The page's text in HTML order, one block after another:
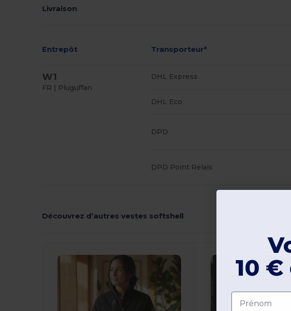
Livraison
Entrepôt Transporteur*
W1
FR | Pluguffan
DHL Express
DHL Eco
DPD
DPD Point Relais
Découvrez d’autres vestes softshell
10 €
Prénom